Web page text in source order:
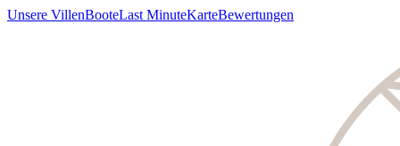
Unsere VillenBooteLast MinuteKarteBewertungen